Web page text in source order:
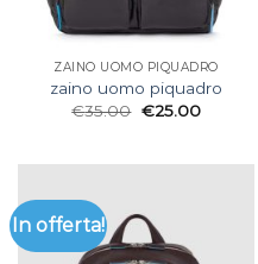
ZAINO UOMO PIQUADRO
zaino uomo piquadro
€35.00 €25.00
In offerta!